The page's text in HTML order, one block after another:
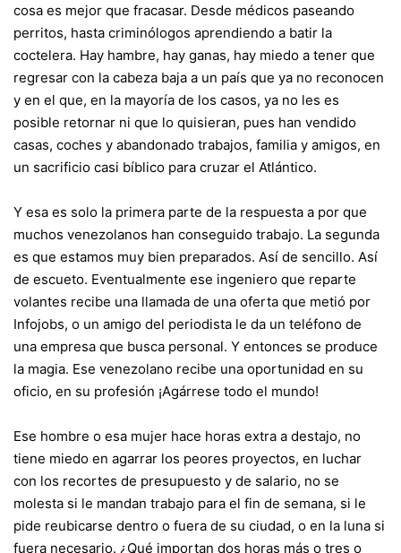
cosa es mejor que fracasar. Desde médicos paseando
perritos, hasta criminólogos aprendiendo a batir la
coctelera. Hay hambre, hay ganas, hay miedo a tener que
regresar con la cabeza baja a un país que ya no reconocen
y en el que, en la mayoría de los casos, ya no les es
posible retornar ni que lo quisieran, pues han vendido
casas, coches y abandonado trabajos, familia y amigos, en
un sacrificio casi bíblico para cruzar el Atlántico.
Y esa es solo la primera parte de la respuesta a por que
muchos venezolanos han conseguido trabajo. La segunda
es que estamos muy bien preparados. Así de sencillo. Así
de escueto. Eventualmente ese ingeniero que reparte
volantes recibe una llamada de una oferta que metió por
Infojobs, o un amigo del periodista le da un teléfono de
una empresa que busca personal. Y entonces se produce
la magia. Ese venezolano recibe una oportunidad en su
oficio, en su profesión ¡Agárrese todo el mundo!
Ese hombre o esa mujer hace horas extra a destajo, no
tiene miedo en agarrar los peores proyectos, en luchar
con los recortes de presupuesto y de salario, no se
molesta si le mandan trabajo para el fin de semana, si le
pide reubicarse dentro o fuera de su ciudad, o en la luna si
fuera necesario. ¿Qué importan dos horas más o tres o